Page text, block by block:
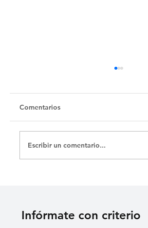
Comentarios
Escribir un comentario...
Infórmate con criterio